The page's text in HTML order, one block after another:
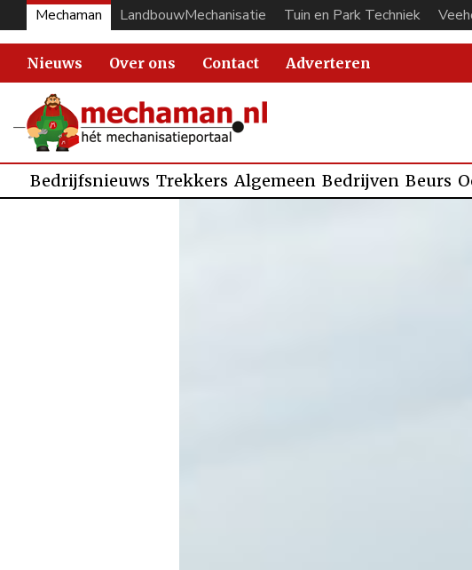
Mechaman LandbouwMechanisatie Tuin en Park Techniek
Nieuws Over ons Contact Adverteren
Bedrijfsnieuws Trekkers Algemeen Bedrijven Beurs